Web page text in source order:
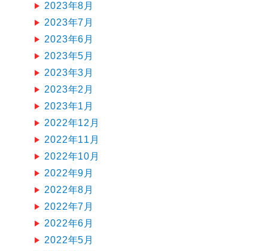
2023年8月
2023年7月
2023年6月
2023年5月
2023年3月
2023年2月
2023年1月
2022年12月
2022年11月
2022年10月
2022年9月
2022年8月
2022年7月
2022年6月
2022年5月